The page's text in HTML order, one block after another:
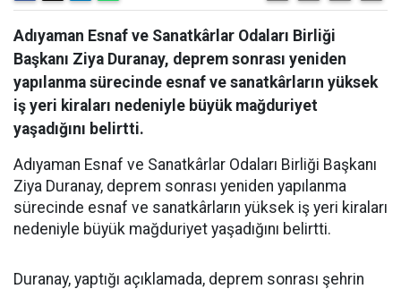
Adıyaman Esnaf ve Sanatkârlar Odaları Birliği
Başkanı Ziya Duranay, deprem sonrası yeniden
yapılanma sürecinde esnaf ve sanatkârların yüksek
iş yeri kiraları nedeniyle büyük mağduriyet
yaşadığını belirtti.
Adıyaman Esnaf ve Sanatkârlar Odaları Birliği Başkanı
Ziya Duranay, deprem sonrası yeniden yapılanma
sürecinde esnaf ve sanatkârların yüksek iş yeri kiraları
nedeniyle büyük mağduriyet yaşadığını belirtti.
Duranay, yaptığı açıklamada, deprem sonrası şehrin